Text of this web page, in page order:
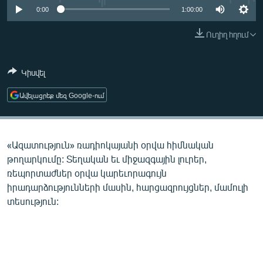
ՄԻՋԱԶԳԱՅԻՆ
ՄԵԿՆԱԲԱՆՈՒԹՅՈՒՆ
ՏՏ ԵՒ ԻՆՏԵՐՆԵՏ
ԿՈՐՈՆԱՎԻՐՈՒՍ
ՏԵՍԱՆՅՈՒԹԵՐ
ԲԱՆԱՎԵՃ
ՁԳՏԵԼՈՎ ԼԱՎԱԳՈՒՅՆԻՆ
0:00 1:00:00
Ուղիղ հղում
Կիսվել
Ավելացրեք մեզ Google-ում
«Ազատություն» ռադիոկայանի օրվա հիմնական
թողարկումը: Տեղական եւ միջազգային լուրեր,
ռեպորտաժներ օրվա կարեւորագույն
իրադարձությունների մասին, հարցազրույցներ, մամուլի
տեսություն: